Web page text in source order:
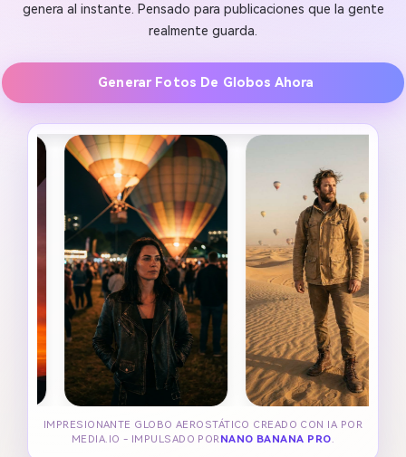
genera al instante. Pensado para publicaciones que la gente
realmente guarda.
Generar Fotos De Globos Ahora
IMPRESIONANTE GLOBO AEROSTÁTICO CREADO CON IA POR
MEDIA.IO - IMPULSADO POR NANO BANANA PRO.